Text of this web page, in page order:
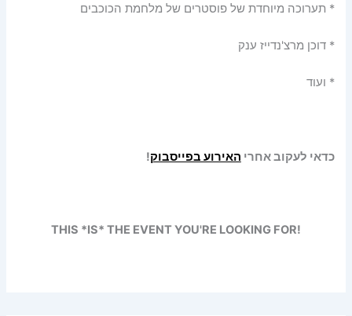
* תערוכה מיוחדת של פוסטרים של מלחמת הכוכבים
* דוכן מרצ'נדייז ענק
* ועוד
כדאי לעקוב אחרי האירוע בפייסבוק!
THIS *IS* THE EVENT YOU'RE LOOKING FOR!